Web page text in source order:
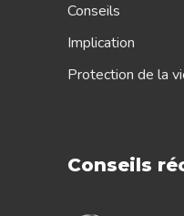
Conseils
Implication
Protection de la
Conseils